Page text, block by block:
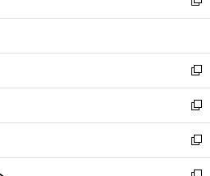
開
ウ
開
く
ン
ウ
で
開
く
い
ウ
ン
ド
ウ
で
開
く
新
し
ウ
ィ
ン
ド
ウ
で
開
新
し
い
ウ
ィ
ン
新
し
い
ウ
新
し